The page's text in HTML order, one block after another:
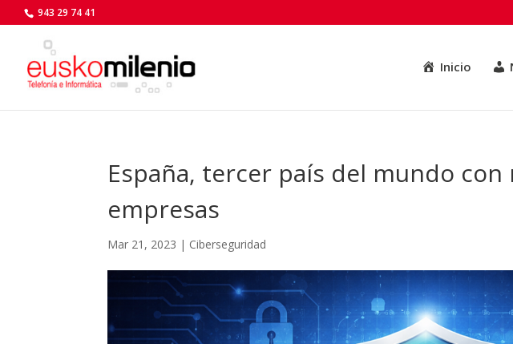
943 29 74 41
Inicio
España, tercer país del mundo con
empresas
Mar 21, 2023 | Ciberseguridad